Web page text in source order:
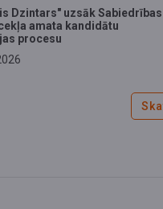
Dzintars" uzsāk Sabiedrības
amata kandidātu
procesu